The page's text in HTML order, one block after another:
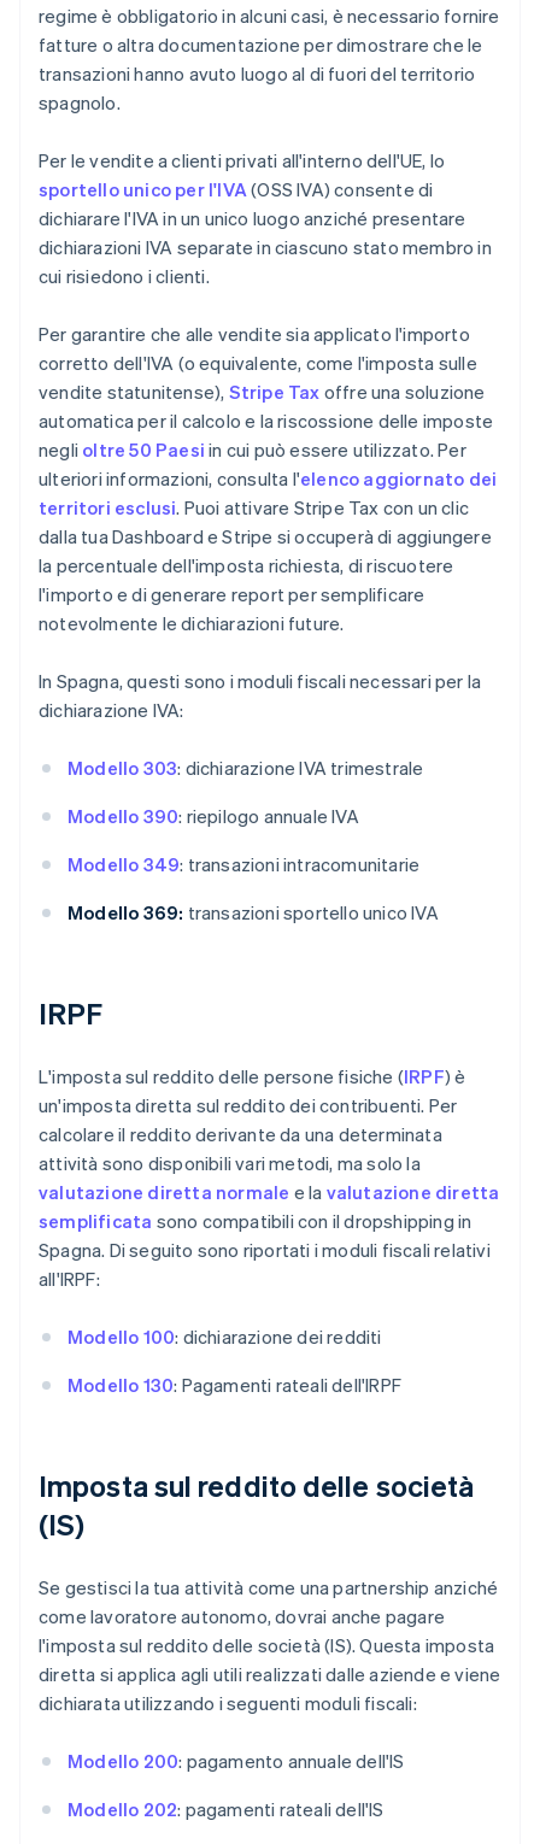
regime è obbligatorio in alcuni casi, è necessario fornire
fatture o altra documentazione per dimostrare che le
transazioni hanno avuto luogo al di fuori del territorio
spagnolo.
Per le vendite a clienti privati all'interno dell'UE, lo
sportello unico per l'IVA(OSS IVA) consente di
dichiarare l'IVA in un unico luogo anziché presentare
dichiarazioni IVA separate in ciascuno stato membro in
cui risiedono i clienti.
Per garantire che alle vendite sia applicato l'importo
corretto dell'IVA (o equivalente, come l'imposta sulle
vendite statunitense), Stripe Tax offre una soluzione
automatica per il calcolo e la riscossione delle imposte
negli oltre 50 Paesi in cui può essere utilizzato. Per
ulteriori informazioni, consulta l'elenco aggiornato dei
territori esclusi. Puoi attivare Stripe Tax con un clic
dalla tua Dashboard e Stripe si occuperà di aggiungere
la percentuale dell'imposta richiesta, di riscuotere
l'importo e di generare report per semplificare
notevolmente le dichiarazioni future.
In Spagna, questi sono i moduli fiscali necessari per la
dichiarazione IVA:
Modello 303: dichiarazione IVA trimestrale
Modello 390: riepilogo annuale IVA
Modello 349: transazioni intracomunitarie
Modello 369: transazioni sportello unico IVA
IRPF
L'imposta sul reddito delle persone fisiche (IRPF) è
un'imposta diretta sul reddito dei contribuenti. Per
calcolare il reddito derivante da una determinata
attività sono disponibili vari metodi, ma solo la
valutazione diretta normale e la valutazione diretta
semplificata sono compatibili con il dropshipping in
Spagna. Di seguito sono riportati i moduli fiscali relativi
all'IRPF:
Modello 100: dichiarazione dei redditi
Modello 130: Pagamenti rateali dell'IRPF
Imposta sul reddito delle società
(IS)
Se gestisci la tua attività come una partnership anziché
come lavoratore autonomo, dovrai anche pagare
l'imposta sul reddito delle società (IS). Questa imposta
diretta si applica agli utili realizzati dalle aziende e viene
dichiarata utilizzando i seguenti moduli fiscali:
Modello 200: pagamento annuale dell'IS
Modello 202: pagamenti rateali dell'IS